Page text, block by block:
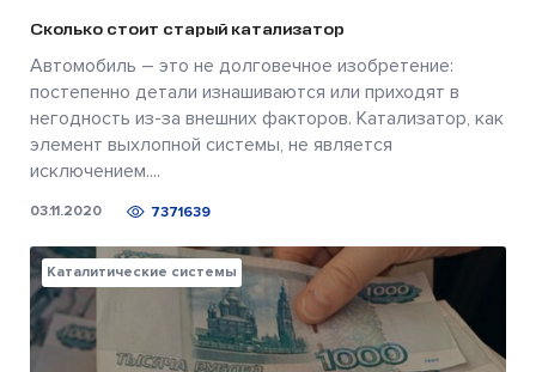
Сколько стоит старый катализатор
Автомобиль – это не долговечное изобретение:
постепенно детали изнашиваются или приходят в
негодность из-за внешних факторов. Катализатор, как
элемент выхлопной системы, не является
исключением....
03.11.2020 7371639
Каталитические системы